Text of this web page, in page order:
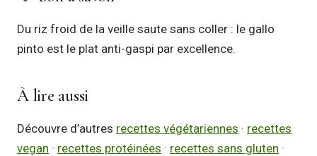
Du riz froid de la veille saute sans coller : le gallo
pinto est le plat anti-gaspi par excellence.
À lire aussi
Découvre d’autres recettes végétariennes · recettes
vegan · recettes protéinées · recettes sans gluten ·